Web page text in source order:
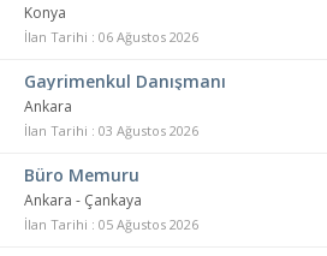
Konya
İlan Tarihi : 06 Ağustos 2026
Gayrimenkul Danışmanı
Ankara
İlan Tarihi : 03 Ağustos 2026
Büro Memuru
Ankara - Çankaya
İlan Tarihi : 05 Ağustos 2026